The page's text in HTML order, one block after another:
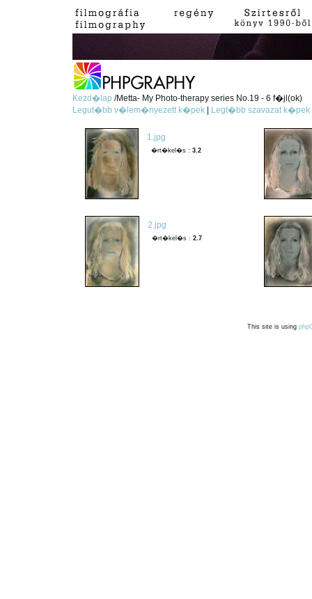
Kezd�lap/Metta- My Photo-therapy series No.19 - 6 f�jl(ok)
Legut�bb v�lem�nyezett k�pek
Legt�bb szavazat k�pek
1.jpg
�rt�kel�s :3.2
2.jpg
�rt�kel�s :2.7
This site is using